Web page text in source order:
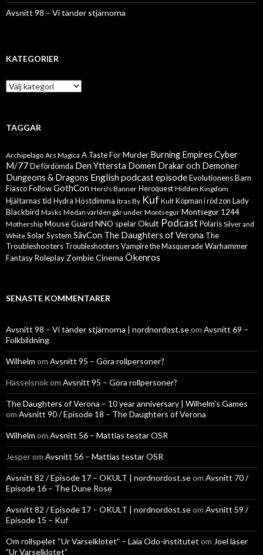
Avsnitt 98 – Vi tänder stjärnorna
KATEGORIER
Kategorier
TAGGAR
Archipelago Ars Magica A Taste For Murder Burning Empires Cyber
M/77 De fördömda Den Yttersta Domen Drakar och Demoner
Dungeons & Dragons English podcast episodeEvolutionens Barn
Fiasco FollowGothCon Hero's Banner Heroquest Hidden Kingdom
Hjältarnas tid Hydra Höstdimma Itras By Kuf Kulf Köpman i röd zon Lady
Blackbird Masks Medan världen går under Montsegur Montsegur 1244
Mothership Mouse Guard NNO spelarOkult Podcast Polaris Silver and
White Solar System SävCon The Daughters of Verona The
Troubleshooters Troubleshooters Vampire the Masquerade Warhammer
Fantasy Roleplay Zombie Cinema Ökenros
SENASTE KOMMENTARER
Avsnitt 98 – Vi tänder stjärnorna | nordnordost.seom Avsnitt 69 –
Folkbildning
Wilhelm om Avsnitt 95 – Göra rollpersoner?
Hasselsnokom Avsnitt 95 – Göra rollpersoner?
The Daughters of Verona – 10 year anniversary | Wilhelm's Games
om Avsnitt 90 / Episode 18 – The Daughters of Verona
Wilhelm om Avsnitt 56 – Mattias testar OSR
Jesperom Avsnitt 56 – Mattias testar OSR
Avsnitt 82 / Episode 17 – OKULT | nordnordost.seom Avsnitt 70 /
Episode 16 – The Dune Rose
Avsnitt 82 / Episode 17 – OKULT | nordnordost.seom Avsnitt 59 /
Episode 15 – Kuf
Om rollspelet “Ur Varselklotet” – Laia Odo-institutet om Joel läser
”Ur Varselklotet”